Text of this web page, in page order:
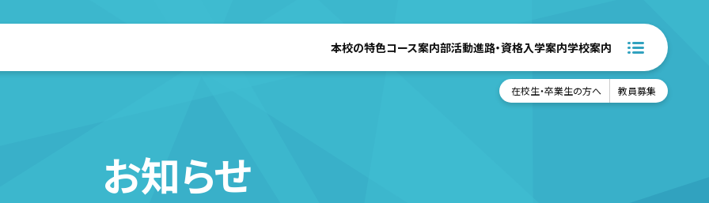
本校の特色コース案内部活動進路・資格入学案内学校案内
在校生・卒業生の方へ 教員募集
お知らせ